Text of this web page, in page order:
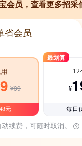
会员，查看更多招采
省会员
¥39
元
最划算
12
¥
每日
续费，可随时取消。